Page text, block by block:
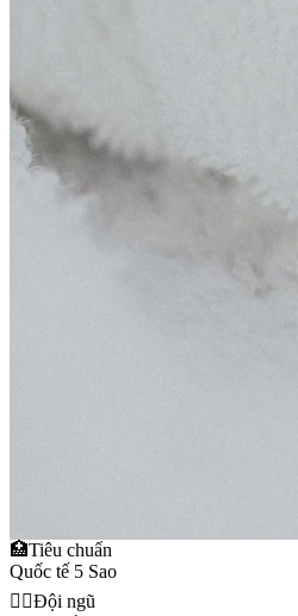
🏥Tiêu chuẩn
Quốc tế 5 Sao
👩‍⚕️Đội ngũ